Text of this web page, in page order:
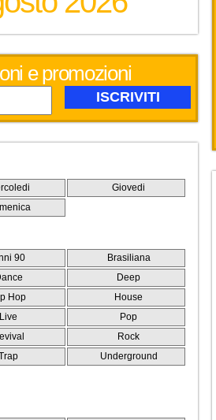
e promozioni
Giovedi
90
Brasiliana
Deep
Hop
House
Live
Pop
Rock
Underground
Calendario Eventi
1
2 3
6 7 8 9 10
16
20 21 22 23 24